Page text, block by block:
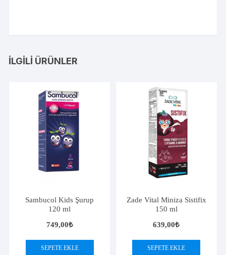
İLGILI ÜRÜNLER
Sambucol Kids Şurup
120 ml
749,00₺
SEPETE EKLE
Zade Vital Miniza Sistifix
150 ml
639,00₺
SEPETE EKLE